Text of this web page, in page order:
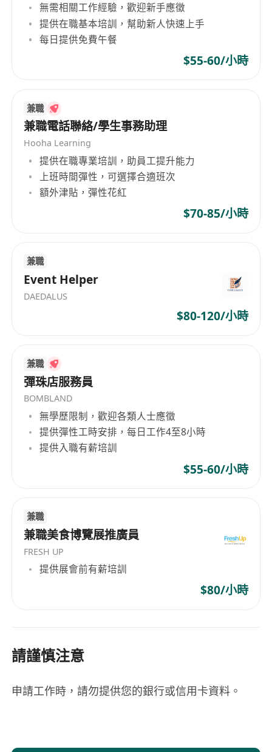
工作時間：
每星期工作14-16小時
彈性工作時間: (自由選擇時間)(上午10:00至下午
工作3天. 每天工作5小時 或
工作4天, 每天工作4小時
薪酬: 時薪$55-65
公司網頁: http://www.manyw.com
無需相關工作經驗，歡迎新手應徵
提供在職基本培訓，幫助新人快速上手
每日提供免費午餐
$55-60/小時
兼職
兼職電話聯絡/學生事務助理
Hooha Learning
提供在職專業培訓，助員工提升能力
上班時間彈性，可選擇合適班次
額外津貼，彈性花紅
$70-85/小時
兼職
Event Helper
DAEDALUS
$80-120/小時
兼職
彈珠店服務員
BOMBLAND
無學歷限制，歡迎各類人士應徵
提供彈性工時安排，每日工作4至8小時
提供入職有薪培訓
$55-60/小時
兼職
兼職美食博覽展推廣員
FRESH UP
提供展會前有薪培訓
$80/小時
請謹慎注意
申請工作時，請勿提供您的銀行或信用卡資料。